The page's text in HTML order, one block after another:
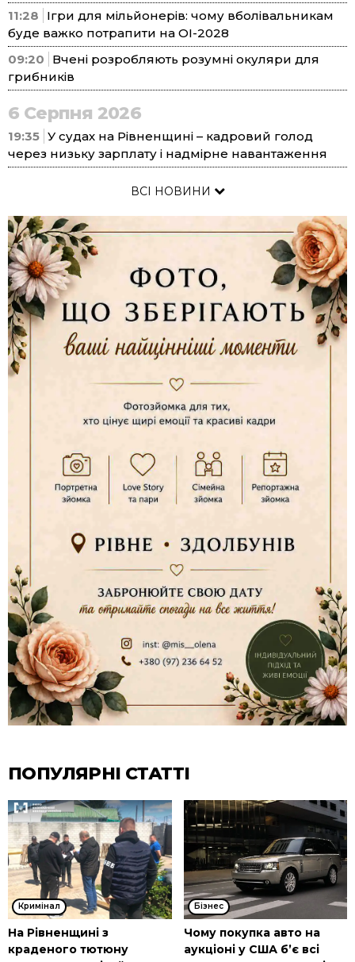
11:28
Ігри для мільйонерів: чому вболівальникам
буде важко потрапити на ОІ-2028
09:20
Вчені розробляють розумні окуляри для
грибників
6 Серпня 2026
19:35 У судах на Рівненщині – кадровий голод
через низьку зарплату і надмірне навантаження
ВСІ НОВИНИ
ПОПУЛЯРНІ СТАТТІ
Кримінал
На Рівненщині з
краденого тютюну
Бізнес
Чому покупка авто на
аукціоні у США б’є всі